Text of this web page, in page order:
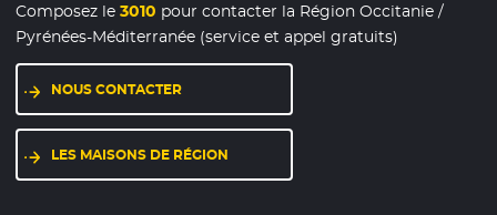
Composez le3010 pour contacter la Région Occitanie /
Pyrénées-Méditerranée (service et appel gratuits)
NOUS CONTACTER
LES MAISONS DE RÉGION